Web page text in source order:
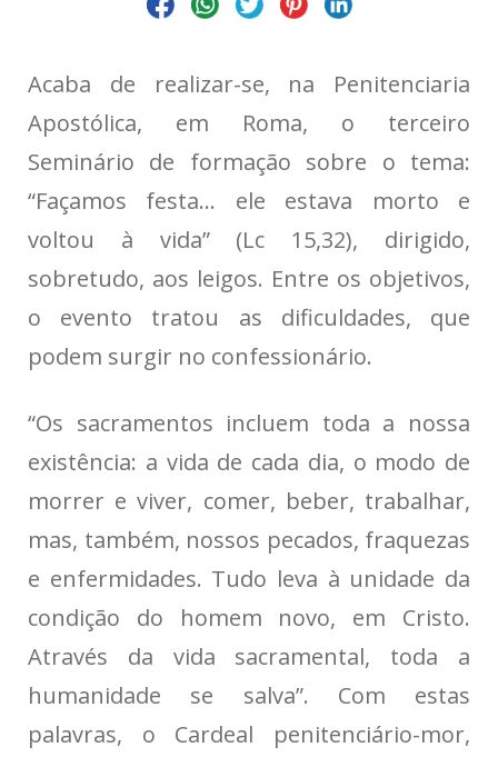
Acaba de realizar-se, na Penitenciaria
Apostólica, em Roma, o terceiro
Seminário de formação sobre o tema:
“Façamos festa… ele estava morto e
voltou à vida” (Lc 15,32), dirigido,
sobretudo, aos leigos. Entre os objetivos,
o evento tratou as dificuldades, que
podem surgir no confessionário.
“Os sacramentos incluem toda a nossa
existência: a vida de cada dia, o modo de
morrer e viver, comer, beber, trabalhar,
mas, também, nossos pecados, fraquezas
e enfermidades. Tudo leva à unidade da
condição do homem novo, em Cristo.
Através da vida sacramental, toda a
humanidade se salva”. Com estas
palavras, o Cardeal penitenciário-mor,